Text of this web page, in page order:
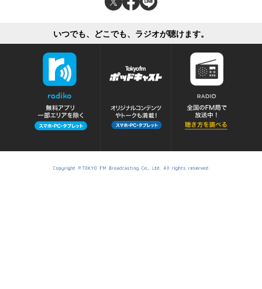
いつでも、どこでも、ラジオが聴けます。